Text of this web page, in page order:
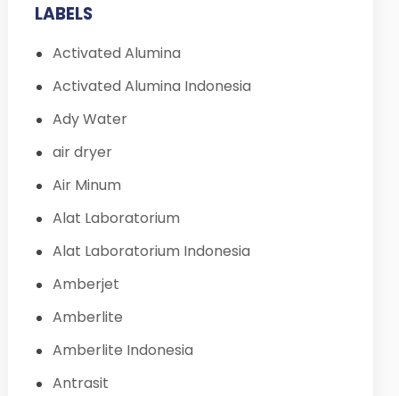
LABELS
Activated Alumina
Activated Alumina Indonesia
Ady Water
air dryer
Air Minum
Alat Laboratorium
Alat Laboratorium Indonesia
Amberjet
Amberlite
Amberlite Indonesia
Antrasit